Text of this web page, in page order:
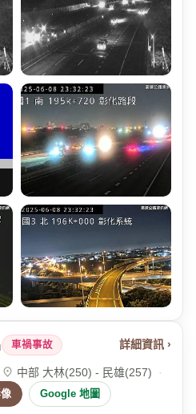
車禍事故 詳細資訊 ›
中部 大林(250) - 民雄(257)
·
Google 地圖